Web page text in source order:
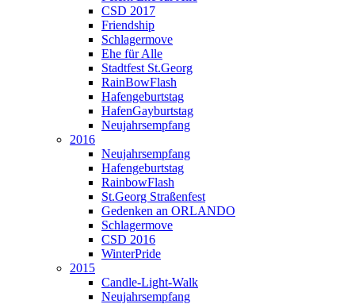
CSD 2017
Friendship
Schlagermove
Ehe für Alle
Stadtfest St.Georg
RainBowFlash
Hafengeburtstag
HafenGayburtstag
Neujahrsempfang
2016
Neujahrsempfang
Hafengeburtstag
RainbowFlash
St.Georg Straßenfest
Gedenken an ORLANDO
Schlagermove
CSD 2016
WinterPride
2015
Candle-Light-Walk
Neujahrsempfang